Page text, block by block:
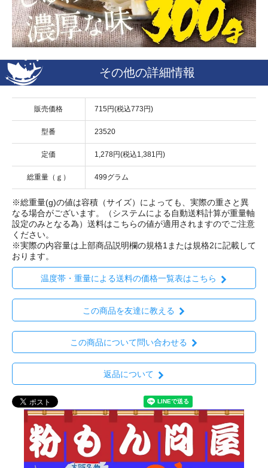
その他の詳細情報
販売価格 715円(税込773円)
型番 23520
定価 1,278円(税込1,381円)
総重量（ｇ） 499グラム
※総重量(g)の値は容積（サイズ）によっても、実際の重さと異
なる場合がございます。（システムによる自動送料計算が重量軸
設定のみとなる為）送料はこちらの値が適用されますのでご注意
ください。
※実際の内容量は上部商品説明欄の規格1または規格2に記載して
おります。
温度帯・重量による送料の価格一覧表はこちら
この商品を友達に教える
この商品について問い合わせる
返品について